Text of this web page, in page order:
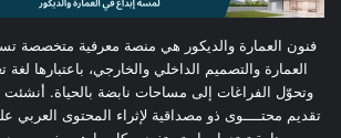
فنون العمارة والديكور هي منصة معرفية متخصصة
العمارة والتصميم الداخلي والخارجي، باعتبارها لغة
تقديم محتــــوى ذو مصداقية لإثراء المحتوى العربي